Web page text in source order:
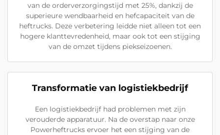
van de orderverzorgingstijd met 25%, dankzij de
superieure wendbaarheid en hefcapaciteit van de
heftrucks. Deze verbetering leidde niet alleen tot een
hogere klanttevredenheid, maar ook tot een stijging
van de omzet tijdens piekseizoenen.
Transformatie van logistiekbedrijf
Een logistiekbedrijf had problemen met zijn
verouderde apparatuur. Na de overstap naar onze
Powerheftrucks ervoer het een stijging van de